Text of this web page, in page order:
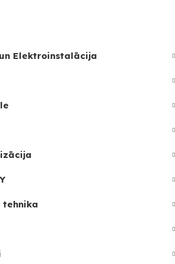
Elektroinstalācija
tehnika